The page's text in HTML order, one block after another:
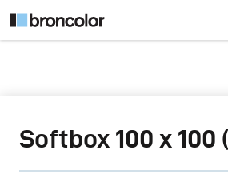
Softbox 100 x 100